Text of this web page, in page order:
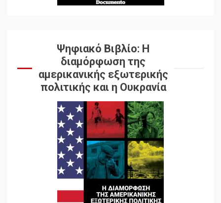
Ψηφιακό Βιβλίο: Η
διαμόρφωση της
αμερικανικής εξωτερικής
πολιτικής και η Ουκρανία